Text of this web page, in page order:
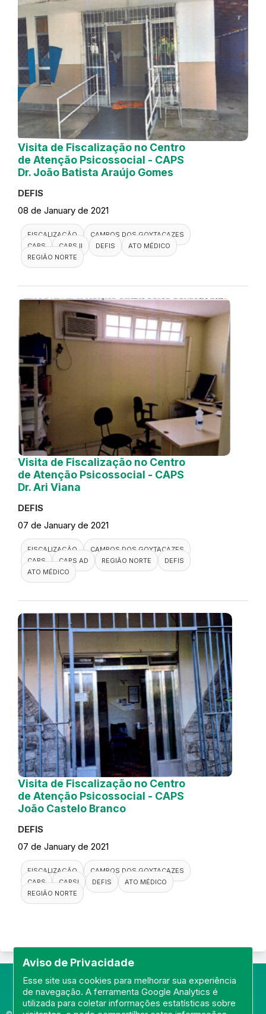
Aviso de Privacidade
Esse site usa cookies para melhorar sua experiência
de navegação. A ferramenta Google Analytics é
utilizada para coletar informações estatísticas sobre
Visita de Fiscalização no Centro
de Atenção Psicossocial - CAPS
Dr. João Batista Araújo Gomes
DEFIS
08 de January de 2021
FISCALIZAÇÃO
CAMPOS DOS GOYTACAZES
CAPS
CAPS II DEFIS
ATO MÉDICO
REGIÃO NORTE
Visita de Fiscalização no Centro
de Atenção Psicossocial - CAPS
Dr. Ari Viana
DEFIS
07 de January de 2021
FISCALIZAÇÃO
CAMPOS DOS GOYTACAZES
CAPS
CAPS AD REGIÃO NORTE
DEFIS
ATO MÉDICO
Visita de Fiscalização no Centro
de Atenção Psicossocial - CAPS
João Castelo Branco
DEFIS
07 de January de 2021
FISCALIZAÇÃO
CAMPOS DOS GOYTACAZES
CAPS
CAPSI DEFIS
ATO MÉDICO
REGIÃO NORTE